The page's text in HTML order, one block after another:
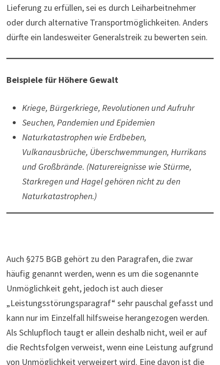
Lieferung zu erfüllen, sei es durch Leiharbeitnehmer
oder durch alternative Transportmöglichkeiten. Anders
dürfte ein landesweiter Generalstreik zu bewerten sein.
Beispiele für Höhere Gewalt
Kriege, Bür­ger­kriege, Revo­lu­tionen und Aufruhr
Seuchen, Pan­de­mien und Epi­de­mien
Natur­ka­ta­stro­phen wie Erd­beben,
Vulkanausbrüche, Über­schwem­mungen, Hur­ri­kans
und Großbrände. (Natur­er­eig­nisse wie Stürme,
Starkregen und Hagel gehören nicht zu den
Naturkatastrophen.)
Auch §275 BGB gehört zu den Paragrafen, die zwar
häufig genannt werden, wenn es um die sogenannte
Unmöglichkeit geht, jedoch ist auch dieser
„Leistungsstörungsparagraf“ sehr pauschal gefasst und
kann nur im Einzelfall hilfsweise herangezogen werden.
Als Schlupfloch taugt er allein deshalb nicht, weil er auf
die Rechtsfolgen verweist, wenn eine Leistung aufgrund
von Unmöglichkeit verweigert wird. Eine davon ist die